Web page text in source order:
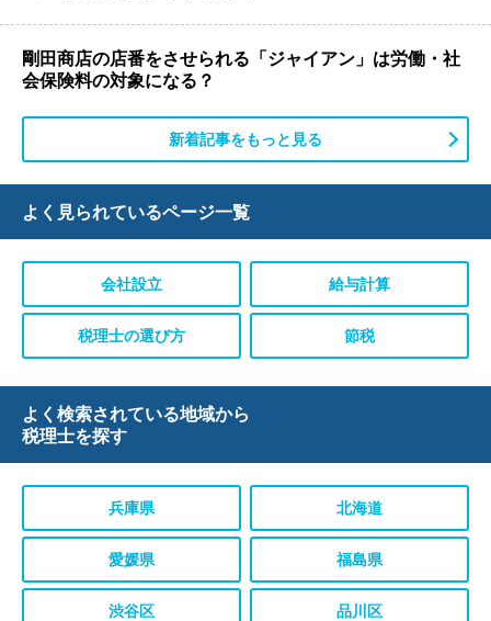
剛田商店の店番をさせられる「ジャイアン」は労働・社
会保険料の対象になる？
新着記事をもっと見る
よく見られているページ一覧
会社設立 給与計算
税理士の選び方 節税
よく検索されている地域から
税理士を探す
兵庫県 北海道
愛媛県 福島県
渋谷区 品川区